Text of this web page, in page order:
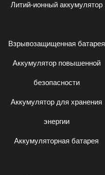
Литий-ионный аккумулятор
Взрывозащищенная батарея
Аккумулятор повышенной
безопасности
Аккумулятор для хранения
энергии
Аккумуляторная батарея